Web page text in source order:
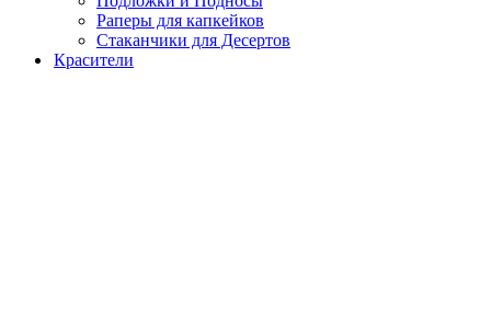
Раперы для капкейков
Стаканчики для Десертов
Красители